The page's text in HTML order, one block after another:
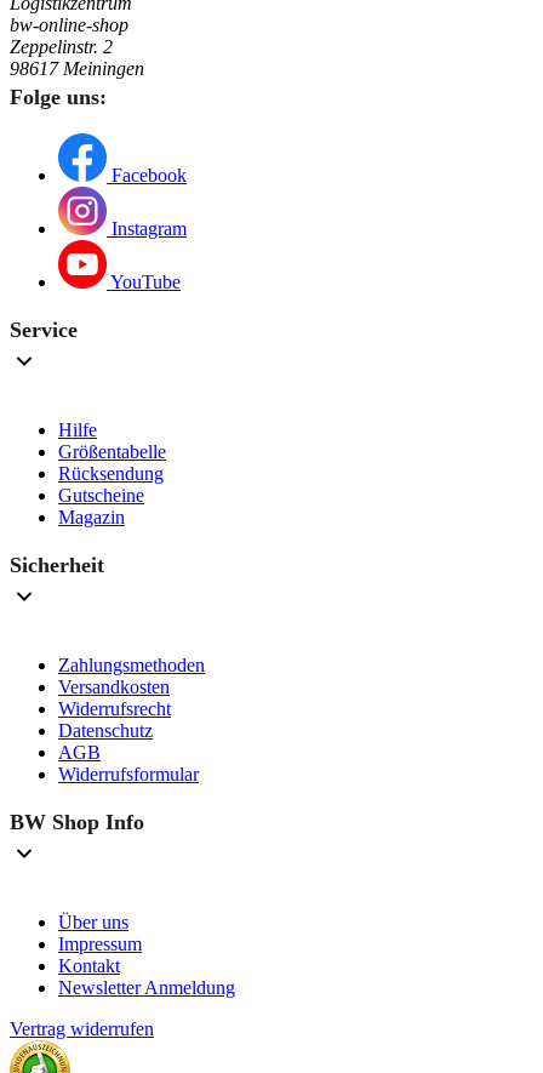
bw-online-shop
Zeppelinstr. 2
98617 Meiningen
Folge uns:
Facebook
Instagram
YouTube
Service
Hilfe
Größentabelle
Rücksendung
Gutscheine
Magazin
Sicherheit
Zahlungsmethoden
Versandkosten
Widerrufsrecht
Datenschutz
AGB
Widerrufsformular
BW Shop Info
Über uns
Impressum
Kontakt
Newsletter Anmeldung
Vertrag widerrufen